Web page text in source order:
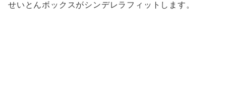
せいとんボックスがシンデレラフィットします。